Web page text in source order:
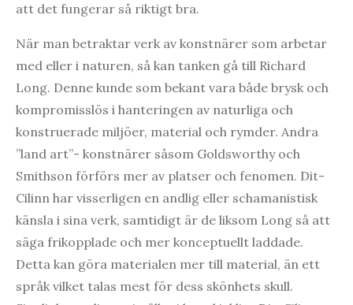
att det fungerar så riktigt bra.
När man betraktar verk av konstnärer som arbetar
med eller i naturen, så kan tanken gå till Richard
Long. Denne kunde som bekant vara både brysk och
kompromisslös i hanteringen av naturliga och
konstruerade miljöer, material och rymder. Andra
”land art”- konstnärer såsom Goldsworthy och
Smithson förförs mer av platser och fenomen. Dit-
Cilinn har visserligen en andlig eller schamanistisk
känsla i sina verk, samtidigt är de liksom Long så att
säga frikopplade och mer konceptuellt laddade.
Detta kan göra materialen mer till material, än ett
språk vilket talas mest för dess skönhets skull.